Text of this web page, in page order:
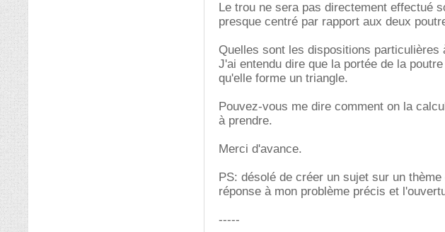
Le trou ne sera pas directement effectué
presque centré par rapport aux deux
Quelles sont les dispositions particulières
J'ai entendu dire que la portée de la
qu'elle forme un triangle.
Pouvez-vous me dire comment on la
à prendre.
Merci d'avance.
PS: désolé de créer un sujet sur un
réponse à mon problème précis et
-----